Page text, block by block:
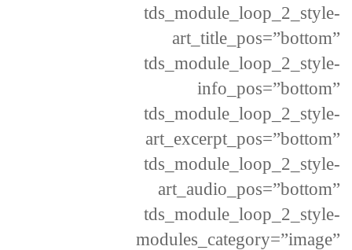
tds_module_loop_2_style-
art_title_pos=”bottom”
tds_module_loop_2_style-
info_pos=”bottom”
tds_module_loop_2_style-
art_excerpt_pos=”bottom”
tds_module_loop_2_style-
art_audio_pos=”bottom”
tds_module_loop_2_style-
modules_category=”image”